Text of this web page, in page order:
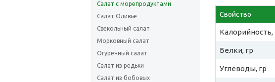
Салат с морепродуктами
Салат Оливье
Свекольный салат
Морковный салат
Огуречный салат
Салат из редьки
Салат из бобовых
Свойство
Калорийность,
Белки, гр
Углеводы, гр